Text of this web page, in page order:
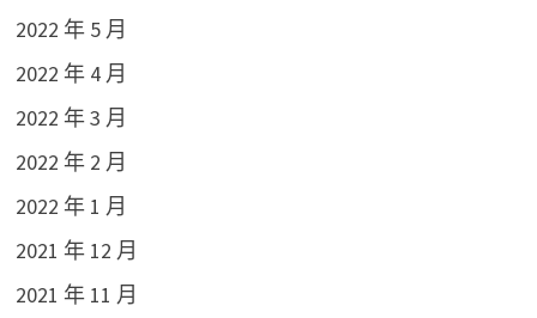
2022 年 5 月
2022 年 4 月
2022 年 3 月
2022 年 2 月
2022 年 1 月
2021 年 12 月
2021 年 11 月